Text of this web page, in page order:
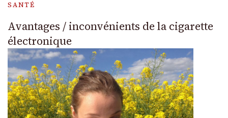
SANTÉ
Avantages / inconvénients de la cigarette
électronique